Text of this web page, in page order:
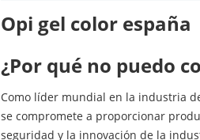
Opi gel color españa
¿por qué no puedo
Como líder mundial en la industria
se compromete a proporcionar
seguridad y la innovación de la